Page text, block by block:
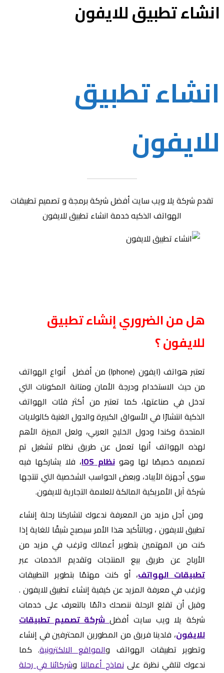
انشاء تطبيق للايفون
انشاء تطبيق
للايفون
تقدم شركة يلا ويب سايت أفضل شركة برمجة و تصميم تطبيقات
الهواتف الذكيه خدمة انشاء تطبيق للايفون
هل من الضروري إنشاء تطبيق
للايفون ؟
تعتبر هواتف (ايفون (Iphone) من أفضل أنواع الهواتف
من حيث الاستخدام ودرجة الأمان ومتانة المكونات التي
تدخل في صناعتها، كما تعتبر من أكثر فئات الهواتف
الذكية انتشارًا في الأسواق الكبيرة والدول الغنية كالولايات
المتحدة وكندا ودول الخليج العربي، ولعل الميزة الأهم
لهذه الهواتف أنها تعمل عن طريق نظام تشغيل تم
تصميمه خصيصًا لها وهونظام IOS
، فلا يشاركها فيه
سوى أجهزة الأيباد، وبعض الحواسب الشخصية التي تنتجها
شركة آبل الأمريكية المالكة للعلامة التجارية للايفون.
ومن أجل مزيد من المعرفة ندعوك لتشاركنا رحلة إنشاء
تطبيق للايفون ، وبالتأكيد هذا الأمر سيصبح شيقًا للغاية إذا
كنت من المهتمين بتطوير أعمالك وترغب في مزيد من
الأرباح عن طريق بيع المنتجات وتقديم الخدمات عبر
تطبيقات الهواتف، أو كنت مهتمًا بتطوير التطبيقات
وترغب في معرفة المزيد عن كيفية إنشاء تطبيق للايفون .
وقبل أن تقلع الرحلة ننصحك دائمًا بالتعرف على خدمات
شركة يلا ويب سايت أفضلشركة تصميم تطبيقات
للايفون، فلدينا فريق من المطورين المحترفين في إنشاء
وتطوير تطبيقات الهواتف والمواقع الالكترونية. كما
ندعوك لتلقي نظرة علىنماذج أعمالناوشركائنا في رحلة